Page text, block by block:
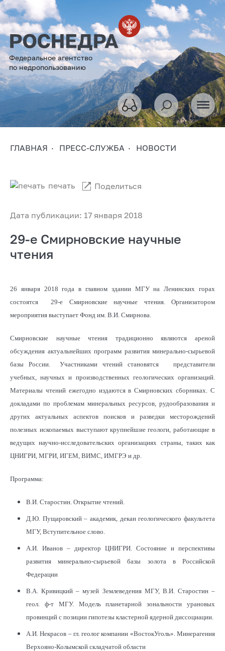
Федеральное агентство
по недропользованию
ГЛАВНАЯ ПРЕСС-СЛУЖБА НОВОСТИ
Дата публикации: 17 января 2018
печать Поделиться
29-е Смирновские научные
чтения
26 января 2018 года в главном здании МГУ на Ленинских горах
состоятся 29-е Смирновские научные чтения. Организатором
мероприятия выступает Фонд им. В.И. Смирнова.
Смирновские научные чтения традиционно являются ареной
обсуждения актуальнейших программ развития минерально-сырьевой
базы России. Участниками чтений становятся представители
учебных, научных и производственных геологических организаций.
Материалы чтений ежегодно издаются в Смирновских сборниках. С
докладами по проблемам минеральных ресурсов, рудообразования и
других актуальных аспектов поисков и разведки месторождений
полезных ископаемых выступают крупнейшие геологи, работающие в
ведущих научно-исследовательских организациях страны, таких как
ЦНИГРИ, МГРИ, ИГЕМ, ВИМС, ИМГРЭ и др.
Программа:
В.И. Старостин. Открытие чтений.
Д.Ю. Пущаровский – академик, декан геологического факультета
МГУ, Вступительное слово.
А.И. Иванов – директор ЦНИГРИ. Состояние и перспективы
развития минерально-сырьевой базы золота в Российской
Федерации
В.А. Кривицкий – музей Землеведения МГУ, В.И. Старостин –
геол. ф-т МГУ. Модель планетарной зональности урановых
провинций с позиции гипотезы кластерной ядерной диссоциации.
А.И. Некрасов – гл. геолог компании «ВостокУголь». Минерагения
Верхояно-Колымской складчатой области